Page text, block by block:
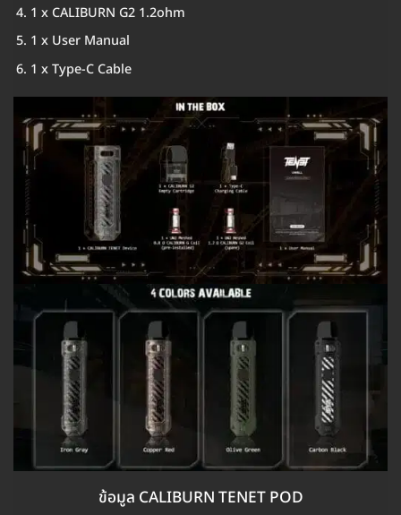
1 x CALIBURN G2 1.2ohm
1 x User Manual
1 x Type-C Cable
ข้อมูล CALIBURN TENET POD